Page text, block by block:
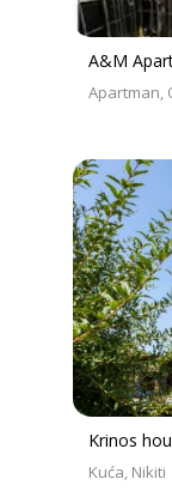
A&M
Apartman
Krinos
Kuća Nikiti